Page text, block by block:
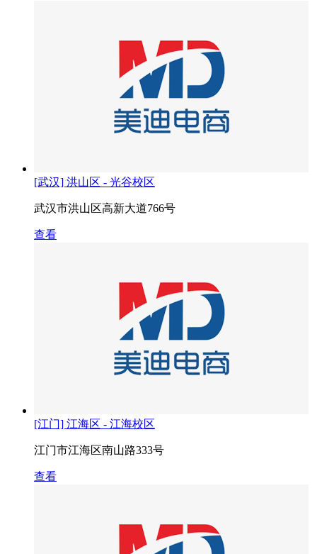
[武汉] 洪山区 - 光谷校区
武汉市洪山区高新大道766号
查看
[江门] 江海区 - 江海校区
江门市江海区南山路333号
查看